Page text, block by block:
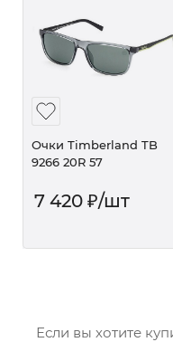
Очки Timberland TB
9266 20R 57
7 420 ₽/шт
Если вы хотите